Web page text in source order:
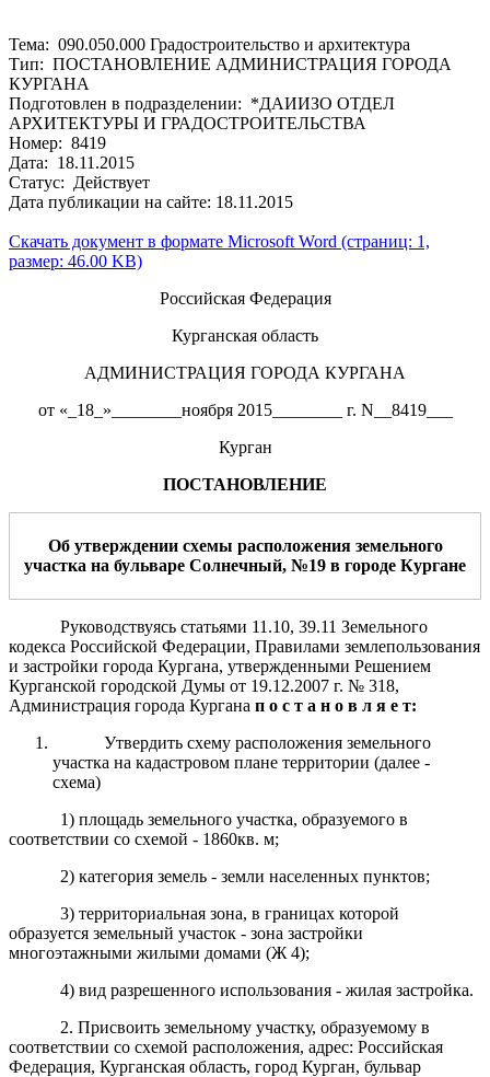
Тема: 090.050.000 Градостроительство и архитектура
Тип: ПОСТАНОВЛЕНИЕ АДМИНИСТРАЦИЯ ГОРОДА
КУРГАНА
Подготовлен в подразделении: *ДАИИЗО ОТДЕЛ
АРХИТЕКТУРЫ И ГРАДОСТРОИТЕЛЬСТВА
Номер: 8419
Дата: 18.11.2015
Статус: Действует
Дата публикации на сайте: 18.11.2015
Скачать документ в формате Microsoft Word (страниц: 1,
размер: 46.00 KB)
Российская Федерация
Курганская область
АДМИНИСТРАЦИЯ ГОРОДА КУРГАНА
от «_18_»________ноября 2015________ г. N__8419___
Курган
ПОСТАНОВЛЕНИЕ
Об утверждении схемы расположения земельного
участка на бульваре Солнечный, №19 в городе Кургане
Руководствуясь статьями 11.10, 39.11 Земельного
кодекса Российской Федерации, Правилами землепользования
и застройки города Кургана, утвержденными Решением
Курганской городской Думы от 19.12.2007 г. № 318,
Администрация города Кургана п о с т а н о в л я е т:
Утвердить схему расположения земельного
участка на кадастровом плане территории (далее -
схема)
1) площадь земельного участка, образуемого в
соответствии со схемой - 1860кв. м;
2) категория земель - земли населенных пунктов;
3) территориальная зона, в границах которой
образуется земельный участок - зона застройки
многоэтажными жилыми домами (Ж 4);
4) вид разрешенного использования - жилая застройка.
2. Присвоить земельному участку, образуемому в
соответствии со схемой расположения, адрес: Российская
Федерация, Курганская область, город Курган, бульвар